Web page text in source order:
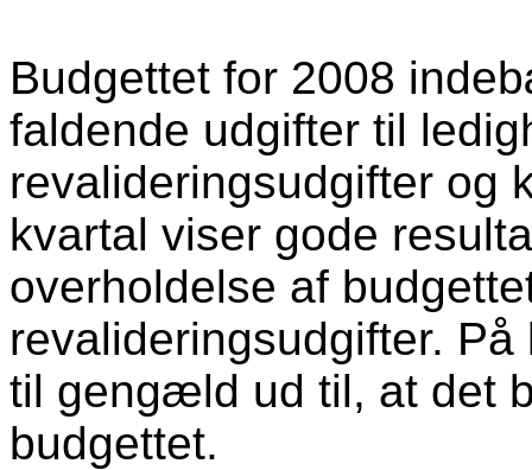
Budgettet for 2008
faldende udgifter til
revalideringsudgifter og
kvartal viser gode
overholdelse af
revalideringsudgifter.
til gengæld ud til, at det
budgettet.